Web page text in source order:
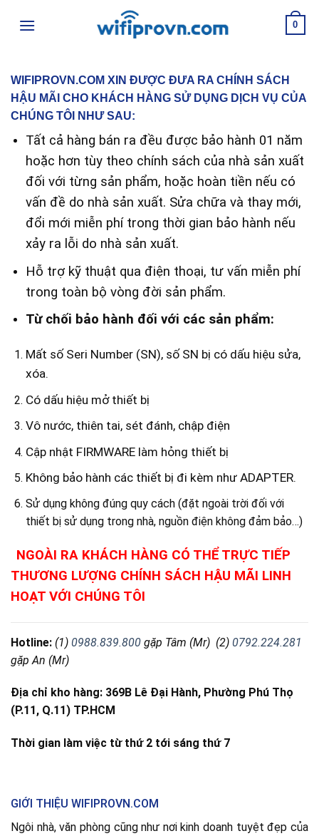
0
WIFIPROVN.COM XIN ĐƯỢC ĐƯA RA CHÍNH SÁCH
HẬU MÃI CHO KHÁCH HÀNG SỬ DỤNG DỊCH VỤ CỦA
CHÚNG TÔI NHƯ SAU:
Tất cả hàng bán ra đều được bảo hành 01 năm
hoặc hơn tùy theo chính sách của nhà sản xuất
đối với từng sản phẩm, hoặc hoàn tiền nếu có
vấn đề do nhà sản xuất. Sửa chữa và thay mới,
đổi mới miễn phí trong thời gian bảo hành nếu
xảy ra lỗi do nhà sản xuất.
Hỗ trợ kỹ thuật qua điện thoại, tư vấn miễn phí
trong toàn bộ vòng đời sản phẩm.
Từ chối bảo hành đối với các sản phẩm:
Mất số Seri Number (SN), số SN bị có dấu hiệu sửa,
xóa.
Có dấu hiệu mở thiết bị
Vô nước, thiên tai, sét đánh, chập điện
Cập nhật FIRMWARE làm hỏng thiết bị
Không bảo hành các thiết bị đi kèm như ADAPTER.
Sử dụng không đúng quy cách (đặt ngoài trời đối với
thiết bị sử dụng trong nhà, nguồn điện không đảm bảo…)
NGOÀI RA KHÁCH HÀNG CÓ THỂ TRỰC TIẾP
THƯƠNG LƯỢNG CHÍNH SÁCH HẬU MÃI LINH
HOẠT VỚI CHÚNG TÔI
Hotline: (1) 0988.839.800 gặp Tâm (Mr) (2) 0792.224.281
gặp An (Mr)
Địa chỉ kho hàng: 369B Lê Đại Hành, Phường Phú Thọ
(P.11, Q.11) TP.HCM
Thời gian làm việc từ thứ 2 tới sáng thứ 7
GIỚI THIỆU WIFIPROVN.COM
Ngôi nhà, văn phòng cũng như nơi kinh doanh tuyệt đẹp của